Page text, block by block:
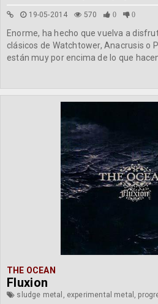
19-05-2014 570 0 0
Enorme, ha hecho que vuelva a
clásicos de Watchtower, Anacrusis o
están muy por encima de lo que hacen
THE OCEAN
Fluxion
sludge metal, experimental metal,